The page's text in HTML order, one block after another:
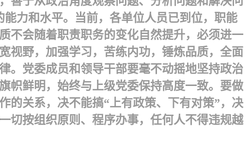
力和水平。当前，各单位人员已到位，职能
不会随着职责职务的变化自然提升，必须进一
视野，加强学习，苦练内功，锤炼品质，全面
。党委成员和领导干部要毫不动摇地坚持政治
帜鲜明，始终与上级党委保持高度一致。要做
的关系，决不能搞“上有政策、下有对策”，决
切按组织原则、程序办事，任何人不得违规越